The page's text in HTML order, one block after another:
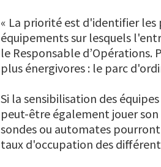
« La priorité est d'identifier
équipements sur lesquels
le Responsable
plus énergivores : le parc
Si la sensibilisation des
peut-être également jouer
sondes ou automates
taux d'occupation des